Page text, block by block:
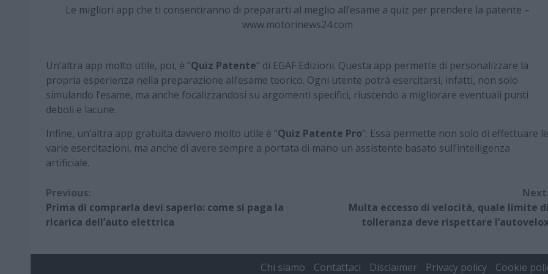
Le migliori app che ti consentiranno di prepararti al meglio all’esame a quiz per prendere la patente –
www.motorinews24.com
Un’altra app molto utile, poi, è “Quiz Patente” di EGAF Edizioni. Questa app permette di personalizzare la
propria esperienza nella preparazione all’esame teorico. Ogni utente potrà esercitarsi, infatti, non solo
simulando l’esame, ma anche focalizzandosi su argomenti specifici, riuscendo a migliorare eventuali punti
deboli e lacune.
Infine, un’altra app gratuita davvero molto utile è “Quiz Patente Pro“. Essa permette non solo di effettuare le
varie esercitazioni, ma anche di avere sempre a portata di mano un assistente basato sull’intelligenza
artificiale.
Continue
Reading
Previous:
Prima di comprarla devi saperlo: come si paga la
ricarica dell’auto elettrica
Next:
Multa eccesso di velocità, quale limite di
tolleranza deve rispettare
Chi siamo Contattaci Disclaimer Privacy policy Cookie